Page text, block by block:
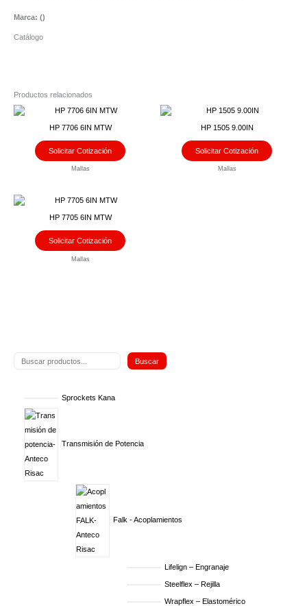
Buscar
Sprockets Kana
Transmisión de Potencia
Falk - Acoplamientos
Lifelign – Engranaje
Steelflex – Rejilla
Wrapflex – Elastomérico
Marca: ()
Catálogo
Productos relacionados
HP 7706 6IN MTW
Solicitar Cotización
Mallas
HP 1505 9.00IN
Solicitar Cotización
Mallas
HP 7705 6IN MTW
Solicitar Cotización
Mallas